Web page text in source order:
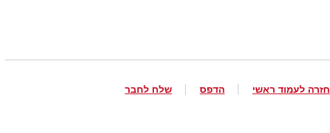
חזרה לעמוד ראשי הדפס שלח לחבר